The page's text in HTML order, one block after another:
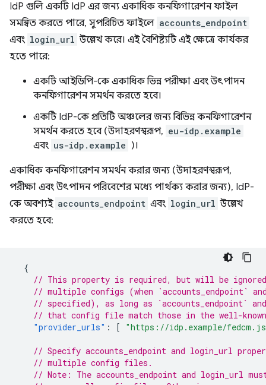
IdP গুলি একটি IdP এর জন্য একাধিক কনফিগারেশন ফাইল
সমন্বিত করতে পারে, সুপরিচিত ফাইলে accounts_endpoint
এবং login_url উল্লেখ করে। এই বৈশিষ্ট্যটি এই ক্ষেত্রে কার্যকর
হতে পারে:
একটি আইডিপি-কে একাধিক ভিন্ন পরীক্ষা এবং উৎপাদন
কনফিগারেশন সমর্থন করতে হবে।
একটি IdP-কে প্রতিটি অঞ্চলের জন্য বিভিন্ন কনফিগারেশন
সমর্থন করতে হবে (উদাহরণস্বরূপ, eu-idp.example
এবং us-idp.example )।
একাধিক কনফিগারেশন সমর্থন করার জন্য (উদাহরণস্বরূপ,
পরীক্ষা এবং উৎপাদন পরিবেশের মধ্যে পার্থক্য করার জন্য), IdP-
কে অবশ্যই accounts_endpoint এবং login_url উল্লেখ
করতে হবে:
{
// This property is required, but will be ignored
// multiple configs (when `accounts_endpoint`
// specified), as long as `accounts_endpoint`
// that config file match those in the well-
"provider_urls" : [ "https://idp.example/
// Specify accounts_endpoint and login_url
// multiple config files.
// Note: The accounts_endpoint and login_url